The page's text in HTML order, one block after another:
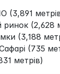
(3,891
(2,628
(3,188
(735
метрів)